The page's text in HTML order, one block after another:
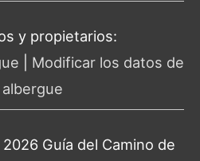
y propietarios:
Modificar los datos de
Guía del Camino de